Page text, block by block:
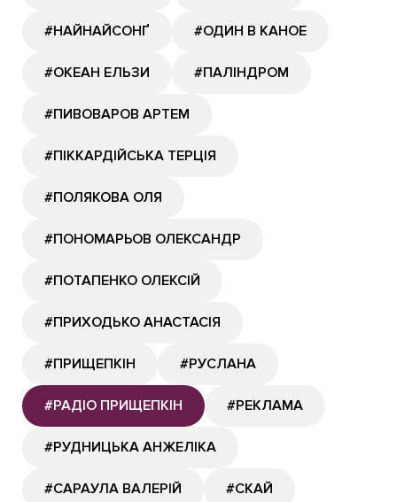
#НАЙНАЙСОНҐ #ОДИН В КАНОЕ
#ОКЕАН ЕЛЬЗИ #ПАЛІНДРОМ
#ПИВОВАРОВ АРТЕМ
#ПІККАРДІЙСЬКА ТЕРЦІЯ
#ПОЛЯКОВА ОЛЯ
#ПОНОМАРЬОВ ОЛЕКСАНДР
#ПОТАПЕНКО ОЛЕКСІЙ
#ПРИХОДЬКО АНАСТАСІЯ
#ПРИЩЕПКІН #РУСЛАНА
#РАДІО ПРИЩЕПКІН #РЕКЛАМА
#РУДНИЦЬКА АНЖЕЛІКА
#САРАУЛА ВАЛЕРІЙ #СКАЙ